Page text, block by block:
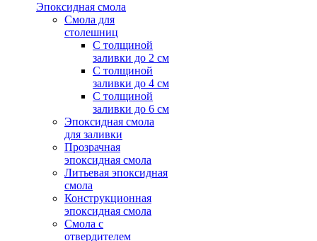
Эпоксидная смола
Смола для
столешниц
С толщиной
заливки до 2 см
С толщиной
заливки до 4 см
С толщиной
заливки до 6 см
Эпоксидная смола
для заливки
Прозрачная
эпоксидная смола
Литьевая эпоксидная
смола
Конструкционная
эпоксидная смола
Смола с
отвердителем